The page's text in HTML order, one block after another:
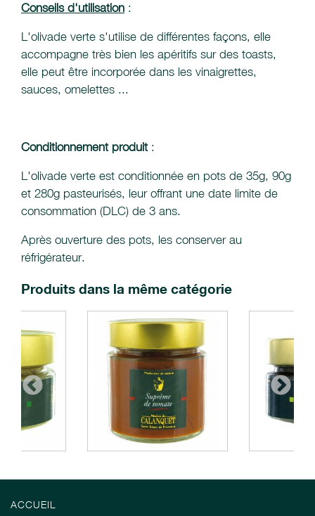
Conseils d'utilisation :
L'olivade verte s'utilise de différentes façons, elle
accompagne très bien les apéritifs sur des toasts,
elle peut être incorporée dans les vinaigrettes,
sauces, omelettes ...
Conditionnement produit:
L'olivade verte est conditionnée en pots de 35g, 90g
et 280g pasteurisés, leur offrant une date limite de
consommation (DLC) de 3 ans.
Après ouverture des pots, les conserver au
réfrigérateur.
Produits dans la même catégorie
ACCUEIL